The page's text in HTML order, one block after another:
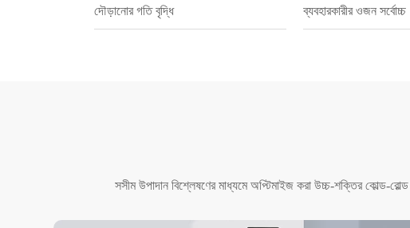
দৌড়ানোর গতি বৃদ্ধি ব্যবহারকারীর ওজন সর্বোচ্চ
সসীম উপাদান বিশ্লেষণের মাধ্যমে অপ্টিমাইজ করা উচ্চ-শক্তির কোল্ড-